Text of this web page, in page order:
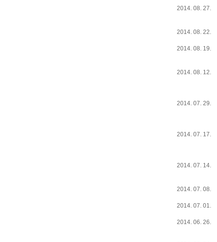
2014. 08. 27.
2014. 08. 22.
2014. 08. 19.
2014. 08. 12.
2014. 07. 29.
2014. 07. 17.
2014. 07. 14.
2014. 07. 08.
2014. 07. 01.
2014. 06. 26.